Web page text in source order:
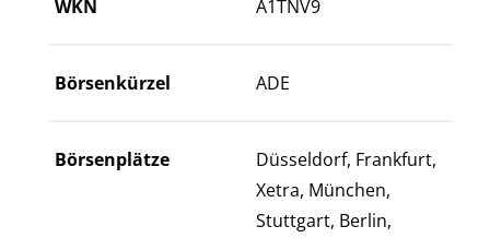
WKN A1TNV9
Börsenkürzel ADE
Börsenplätze
Düsseldorf, Frankfurt,
Xetra, München,
Stuttgart, Berlin,